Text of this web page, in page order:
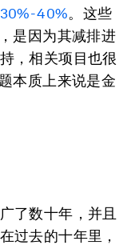
30%-40%。这些
是因为其减排进
，相关项目也很
本质上来说是金
了数十年，并且
过去的十年里，